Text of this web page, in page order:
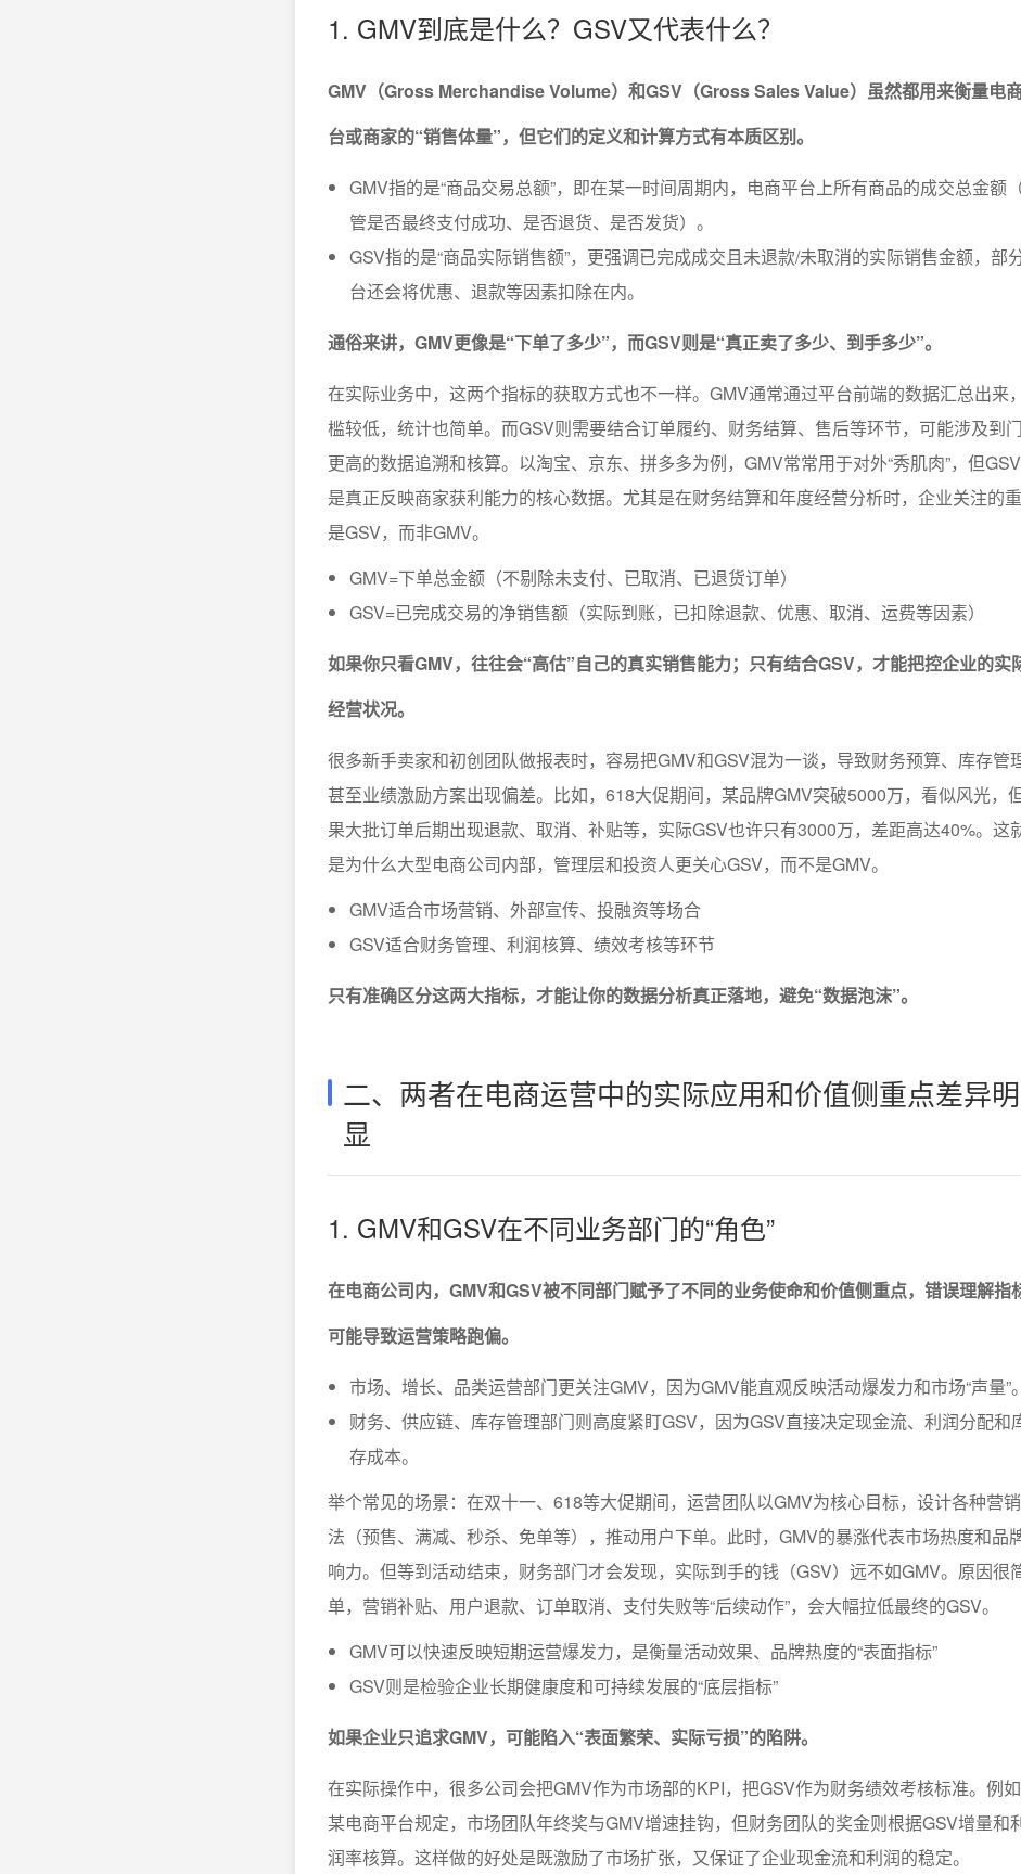
1. GMV到底是什么？GSV又代表什么？
GMV（Gross Merchandise Volume）和GSV（Gross Sales Value）虽然都用来衡量电
台或商家的“销售体量”，但它们的定义和计算方式有本质区别。
GMV指的是“商品交易总额”，即在某一时间周期内，电商平台上所有商品的成交总金额
管是否最终支付成功、是否退货、是否发货）。
GSV指的是“商品实际销售额”，更强调已完成成交且未退款/未取消的实际销售金额，部
台还会将优惠、退款等因素扣除在内。
通俗来讲，GMV更像是“下单了多少”，而GSV则是“真正卖了多少、到手多少”。
在实际业务中，这两个指标的获取方式也不一样。GMV通常通过平台前端的数据汇总出来
槛较低，统计也简单。而GSV则需要结合订单履约、财务结算、售后等环节，可能涉及到
更高的数据追溯和核算。以淘宝、京东、拼多多为例，GMV常常用于对外“秀肌肉”，但
是真正反映商家获利能力的核心数据。尤其是在财务结算和年度经营分析时，企业关注的
是GSV，而非GMV。
GMV=下单总金额（不剔除未支付、已取消、已退货订单）
GSV=已完成交易的净销售额（实际到账，已扣除退款、优惠、取消、运费等因素）
如果你只看GMV，往往会“高估”自己的真实销售能力；只有结合GSV，才能把控企业的实
经营状况。
很多新手卖家和初创团队做报表时，容易把GMV和GSV混为一谈，导致财务预算、库存管
甚至业绩激励方案出现偏差。比如，618大促期间，某品牌GMV突破5000万，看似风光，
果大批订单后期出现退款、取消、补贴等，实际GSV也许只有3000万，差距高达40%。这
是为什么大型电商公司内部，管理层和投资人更关心GSV，而不是GMV。
GMV适合市场营销、外部宣传、投融资等场合
GSV适合财务管理、利润核算、绩效考核等环节
只有准确区分这两大指标，才能让你的数据分析真正落地，避免“数据泡沫”。
二、两者在电商运营中的实际应用和价值侧重点差异明
显
1. GMV和GSV在不同业务部门的“角色”
在电商公司内，GMV和GSV被不同部门赋予了不同的业务使命和价值侧重点，错误理解指
可能导致运营策略跑偏。
市场、增长、品类运营部门更关注GMV，因为GMV能直观反映活动爆发力和市场“声量”。
财务、供应链、库存管理部门则高度紧盯GSV，因为GSV直接决定现金流、利润分配和
存成本。
举个常见的场景：在双十一、618等大促期间，运营团队以GMV为核心目标，设计各种营
法（预售、满减、秒杀、免单等），推动用户下单。此时，GMV的暴涨代表市场热度和品
响力。但等到活动结束，财务部门才会发现，实际到手的钱（GSV）远不如GMV。原因很
单，营销补贴、用户退款、订单取消、支付失败等“后续动作”，会大幅拉低最终的GSV。
GMV可以快速反映短期运营爆发力，是衡量活动效果、品牌热度的“表面指标”
GSV则是检验企业长期健康度和可持续发展的“底层指标”
如果企业只追求GMV，可能陷入“表面繁荣、实际亏损”的陷阱。
在实际操作中，很多公司会把GMV作为市场部的KPI，把GSV作为财务绩效考核标准。例如
某电商平台规定，市场团队年终奖与GMV增速挂钩，但财务团队的奖金则根据GSV增量和
润率核算。这样做的好处是既激励了市场扩张，又保证了企业现金流和利润的稳定。